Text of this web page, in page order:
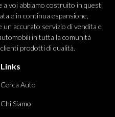
a voi abbiamo costruito in questi
e in continua espansione,
un accurato servizio di vendita e
in tutta la comunità
prodotti di qualità.
Links
Cerca Auto
Chi Siamo